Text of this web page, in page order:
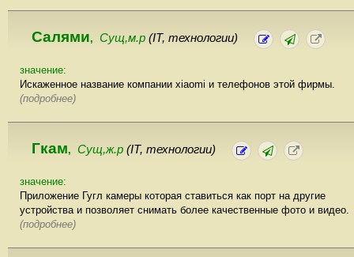
Салями, Сущ,м.р (IT, технологии)
значение:
Искаженное название компании xiaomi и телефонов этой фирмы.
(подробнее)
Гкам, Сущ,ж.р (IT, технологии)
значение:
Приложение Гугл камеры которая ставиться как порт на другие
устройства и позволяет снимать более качественные фото и видео.
(подробнее)